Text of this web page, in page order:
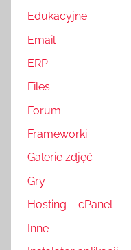
Edukacyjne
Email
ERP
Files
Forum
Frameworki
Galerie zdjęć
Gry
Hosting – cPanel
Inne